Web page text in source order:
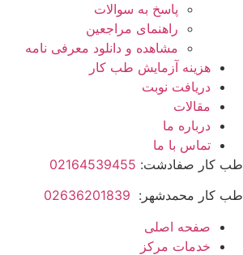
پاسخ به سوالات
راهنمای مراجعین
مشاهده و دانلود معرفی نامه
هزینه آزمایش طب کار
دریافت نوبت
مقالات
درباره ما
تماس با ما
طب کار صفادشت: 02164539455
طب کار محمدشهر: 02636201839
صفحه اصلی
خدمات مرکز